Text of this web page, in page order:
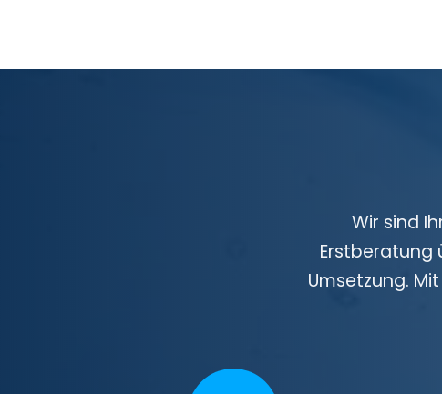
Wir sind
Erstberatung
Umsetzung.